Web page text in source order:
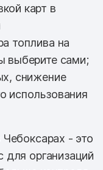
карт в
топлива на
выберите сами;
снижение
использования
- это
организаций